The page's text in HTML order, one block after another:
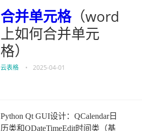
合并单元格（word
上如何合并单元
格）
云表格 • 2025-04-01
Python Qt GUI设计：QCalendar日
历类和QDateTimeEdit时间类（基